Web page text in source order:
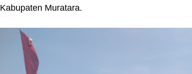
Kabupaten Muratara.